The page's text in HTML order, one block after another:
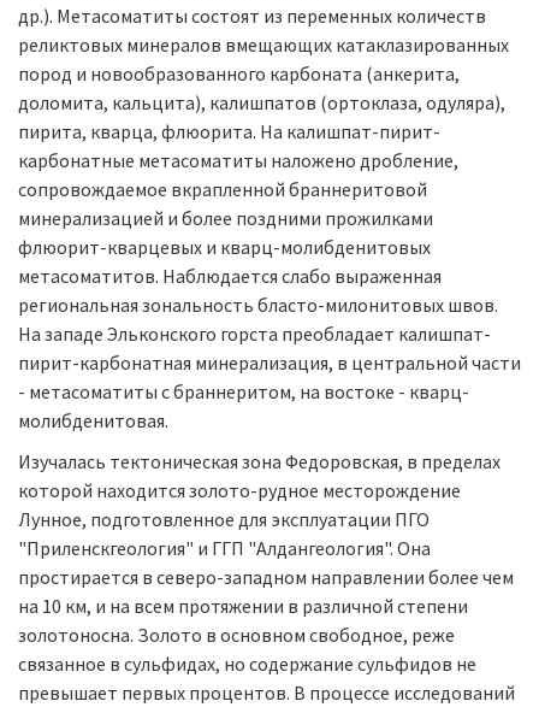
др.). Метасоматиты состоят из переменных количеств
реликтовых минералов вмещающих катаклазированных
пород и новообразованного карбоната (анкерита,
доломита, кальцита), калишпатов (ортоклаза, одуляра),
пирита, кварца, флюорита. На калишпат-пирит-
карбонатные метасоматиты наложено дробление,
сопровождаемое вкрапленной браннеритовой
минерализацией и более поздними прожилками
флюорит-кварцевых и кварц-молибденитовых
метасоматитов. Наблюдается слабо выраженная
региональная зональность бласто-милонитовых швов.
На западе Эльконского горста преобладает калишпат-
пирит-карбонатная минерализация, в центральной части
- метасоматиты с браннеритом, на востоке - кварц-
молибденитовая.
Изучалась тектоническая зона Федоровская, в пределах
которой находится золото-рудное месторождение
Лунное, подготовленное для эксплуатации ПГО
"Приленскгеология" и ГГП "Алдангеология". Она
простирается в северо-западном направлении более чем
на 10 км, и на всем протяжении в различной степени
золотоносна. Золото в основном свободное, реже
связанное в сульфидах, но содержание сульфидов не
превышает первых процентов. В процессе исследований